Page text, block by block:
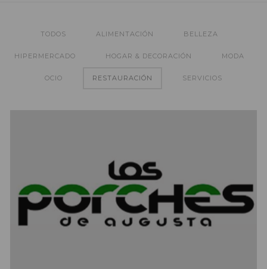
TODOS ALIMENTACIÓN BELLEZA
HIPERMERCADO HOGAR & DECORACIÓN MODA
OCIO RESTAURACIÓN SERVICIOS